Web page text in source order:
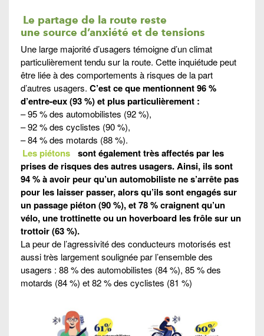
Le partage de la route reste
une source d’anxiété et de tensions
Une large majorité d’usagers témoigne d’un climat
particulièrement tendu sur la route. Cette inquiétude peut
être liée à des comportements à risques de la part
d’autres usagers. C’est ce que mentionnent 96 %
d’entre-eux (93 %) et plus particulièrement :
– 95 % des automobilistes (92 %),
– 92 % des cyclistes (90 %),
– 84 % des motards (88 %).
Les piétons sont également très affectés par les
prises de risques des autres usagers. Ainsi, ils sont
94 % à avoir peur qu’un automobiliste ne s’arrête pas
pour les laisser passer, alors qu’ils sont engagés sur
un passage piéton (90 %), et 78 % craignent qu’un
vélo, une trottinette ou un hoverboard les frôle sur un
trottoir (63 %).
La peur de l’agressivité des conducteurs motorisés est
aussi très largement soulignée par l’ensemble des
usagers : 88 % des automobilistes (84 %), 85 % des
motards (84 %) et 82 % des cyclistes (81 %)